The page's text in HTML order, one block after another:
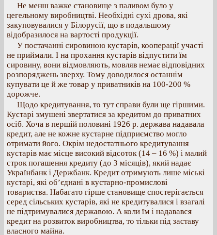
Не менш важке становище з паливом було у
цегельному виробництві. Необхідні сухі дрова, які
закуповувалися у Білорусії, що в подальшому
відобразилося на вартості продукції.
У постачанні сировиною кустарів, кооперації участі
не приймали. І на прохання кустарів відпустити їм
сировину, вони відмовляють, мовляв немає відповідних
розпоряджень зверху. Тому доводилося останнім
купувати це й же товар у приватників на 100-200 %
дорожче.
Щодо кредитування, то тут справи були ще гіршими.
Кустарі змушені звертатися за кредитом до приватних
осіб. Хоча в першій половині 1926 р. держава надавала
кредит, але не кожне кустарне підприємство могло
отримати його. Окрім недостатнього кредитування
кустарів має місце високий відсоток (14 – 16 %) і малий
строк погашення кредиту (до 3 місяців), який надає
Українбанк і Держбанк. Кредит отримують лише міські
кустарі, які об’єднані в кустарно-промислові
товариства. Набагато гірше становище спостерігається
серед сільських кустарів, які не кредитувалися і взагалі
не підтримувалися державою. А коли їм і надавався
кредит на розвиток виробництва, то тільки під заставу
власного майна.